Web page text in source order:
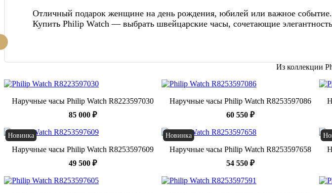
Отличный подарок женщине на день рождения, юбилей или важное
Купить Philip Watch — выбрать швейцарские часы, сочетающие
Из коллекции
Наручные часы Philip Watch R8223597030
85 000 ₽
Наручные часы Philip Watch R8253597086
60 550 ₽
Новинка
Наручные часы Philip Watch R8253597609
49 500 ₽
Новинка
Наручные часы Philip Watch R8253597658
54 550 ₽